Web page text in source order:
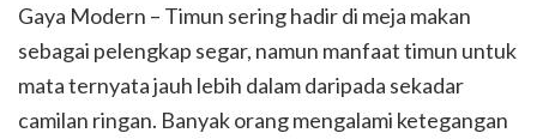
Gaya Modern – Timun sering hadir di meja makan
sebagai pelengkap segar, namun manfaat timun untuk
mata ternyata jauh lebih dalam daripada sekadar
camilan ringan. Banyak orang mengalami ketegangan